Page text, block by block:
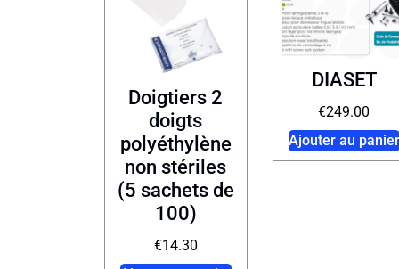
Doigtiers 2
doigts
polyéthylène
non stériles
(5 sachets de
100)
€14.30
DIASET
€249.00
Ajouter au panier